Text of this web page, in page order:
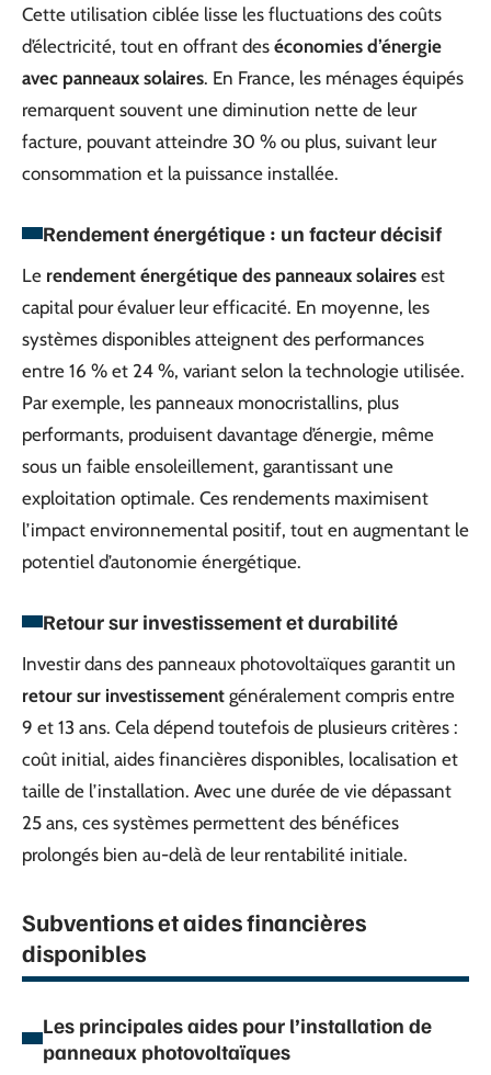
Cette utilisation ciblée lisse les fluctuations des coûts
d’électricité, tout en offrant des économies d’énergie
avec panneaux solaires. En France, les ménages équipés
remarquent souvent une diminution nette de leur
facture, pouvant atteindre 30 % ou plus, suivant leur
consommation et la puissance installée.
Rendement énergétique : un facteur décisif
Le rendement énergétique des panneaux solaires est
capital pour évaluer leur efficacité. En moyenne, les
systèmes disponibles atteignent des performances
entre 16 % et 24 %, variant selon la technologie utilisée.
Par exemple, les panneaux monocristallins, plus
performants, produisent davantage d’énergie, même
sous un faible ensoleillement, garantissant une
exploitation optimale. Ces rendements maximisent
l’impact environnemental positif, tout en augmentant le
potentiel d’autonomie énergétique.
Retour sur investissement et durabilité
Investir dans des panneaux photovoltaïques garantit un
retour sur investissement généralement compris entre
9 et 13 ans. Cela dépend toutefois de plusieurs critères :
coût initial, aides financières disponibles, localisation et
taille de l’installation. Avec une durée de vie dépassant
25 ans, ces systèmes permettent des bénéfices
prolongés bien au-delà de leur rentabilité initiale.
Subventions et aides financières
disponibles
Les principales aides pour l’installation de
panneaux photovoltaïques